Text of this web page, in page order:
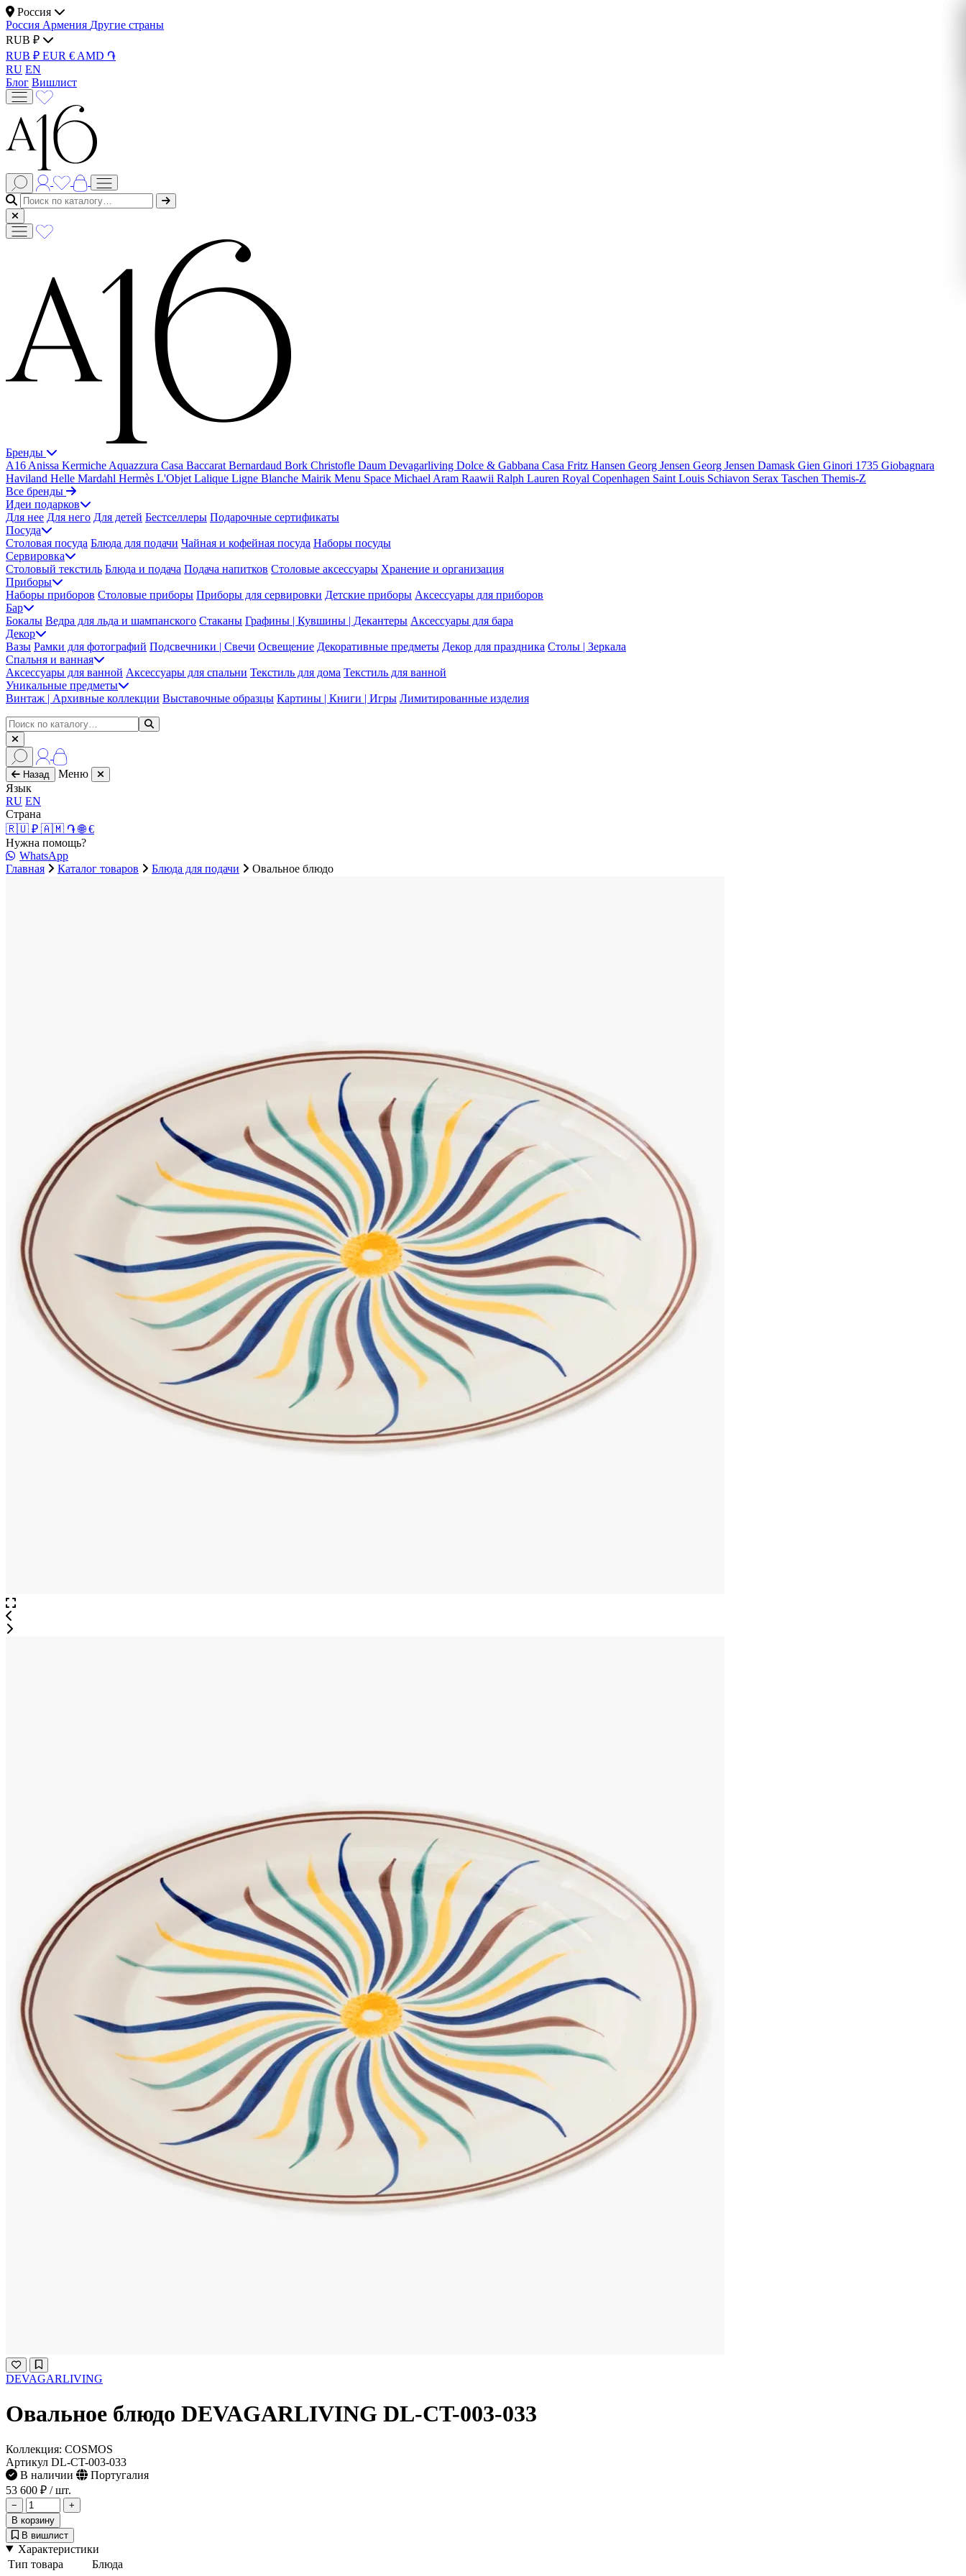
Россия
Россия Армения Другие страны
RUB ₽
RUB ₽ EUR € AMD ֏
RU EN
Блог Вишлист
Бренды
A16 Anissa Kermiche Aquazzura Casa Baccarat Bernardaud Bork Christofle Daum Devagarliving Dolce & Gabbana Casa Fritz Hansen Georg Jensen Georg Jensen Damask Gien Ginori 1735 Giobagnara
Haviland Helle Mardahl Hermès L'Objet Lalique Ligne Blanche Mairik Menu Space Michael Aram Raawii Ralph Lauren Royal Copenhagen Saint Louis Schiavon Serax Taschen Themis-Z
Все бренды
Идеи подарков
Для нее Для него Для детей Бестселлеры Подарочные сертификаты
Посуда
Столовая посуда Блюда для подачи Чайная и кофейная посуда Наборы посуды
Сервировка
Столовый текстиль Блюда и подача Подача напитков Столовые аксессуары Хранение и организация
Приборы
Наборы приборов Столовые приборы Приборы для сервировки Детские приборы Аксессуары для приборов
Бар
Бокалы Ведра для льда и шампанского Стаканы Графины | Кувшины | Декантеры Аксессуары для бара
Декор
Вазы Рамки для фотографий Подсвечники | Свечи Освещение Декоративные предметы Декор для праздника Столы | Зеркала
Спальня и ванная
Аксессуары для ванной Аксессуары для спальни Текстиль для дома Текстиль для ванной
Уникальные предметы
Винтаж | Архивные коллекции Выставочные образцы Картины | Книги | Игры Лимитированные изделия
Назад
Меню
Язык
RU EN
Страна
🇷🇺 ₽ 🇦🇲 ֏🌐 €
Нужна помощь?
WhatsApp
Главная
Каталог товаров Блюда для подачи Овальное блюдо
DEVAGARLIVING
Овальное блюдо DEVAGARLIVING DL-CT-003-033
Коллекция: COSMOS
Артикул DL-CT-003-033
В наличии
Португалия
53 600 ₽ / шт.
−
+
В корзину
В вишлист
Характеристики
Тип товара
Блюда